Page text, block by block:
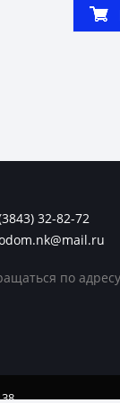
32-82-72
по